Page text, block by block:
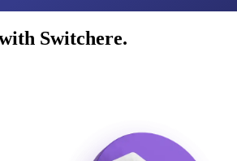
Switchere.